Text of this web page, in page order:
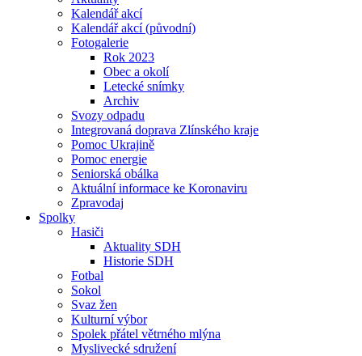
Kalendář akcí
Kalendář akcí (původní)
Fotogalerie
Rok 2023
Obec a okolí
Letecké snímky
Archiv
Svozy odpadu
Integrovaná doprava Zlínského kraje
Pomoc Ukrajině
Pomoc energie
Seniorská obálka
Aktuální informace ke Koronaviru
Zpravodaj
Spolky
Hasiči
Aktuality SDH
Historie SDH
Fotbal
Sokol
Svaz žen
Kulturní výbor
Spolek přátel větrného mlýna
Myslivecké sdružení